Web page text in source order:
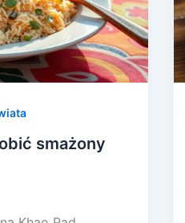
smażony